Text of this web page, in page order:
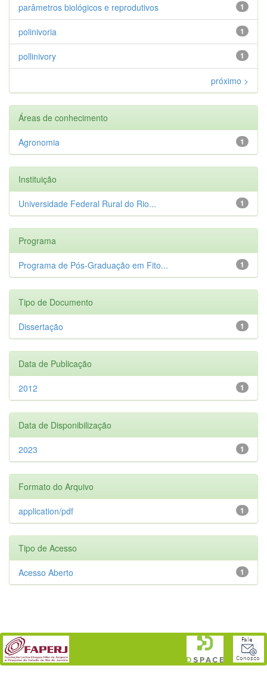
1
parâmetros biológicos e reprodutivos
1
polinivoria
1
pollinivory
próximo >
Áreas de conhecimento
1
Agronomia
Instituição
1
Universidade Federal Rural do Rio...
Programa
1
Programa de Pós-Graduação em Fito...
Tipo de Documento
1
Dissertação
Data de Publicação
1
2012
Data de Disponibilização
1
2023
Formato do Arquivo
1
application/pdf
Tipo de Acesso
1
Acesso Aberto